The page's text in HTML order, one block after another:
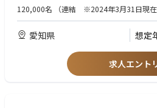
・アジャイル開発手法を採用し、スピーデ
・複数人の社員メンバーとチームで開発
【キャリアパス】
・開発のスペシャリストとして専門性を
・PMとして経験を積み、プロジェクトマ
・マネージャーとして組織貢献するキャ
真のニーズを反映したDX基盤を構築展開
アイシンまたはグループ会社の業務課題を
最適化技術・人工知能を駆使し、多性能
120,000名 （連結 ※2024年3月31日現在
愛知県 想定
求人エント